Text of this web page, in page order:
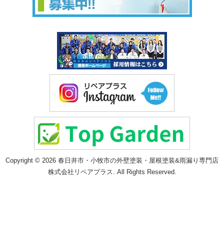
Copyright © 2026 春日井市・小牧市の外壁塗装・屋根塗装&雨漏り専門店
株式会社リペアプラス. All Rights Reserved.